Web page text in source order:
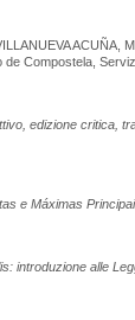
ACUÑA,
de Compostela,
edizione critica,
e Máximas
introduzione alle